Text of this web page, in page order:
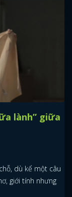
lành” giữa
dù kể một câu
giới tính nhưng